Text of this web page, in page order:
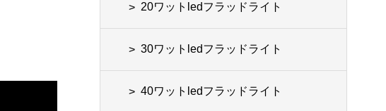
20ワットledフラッドライト
30ワットledフラッドライト
40ワットledフラッドライト